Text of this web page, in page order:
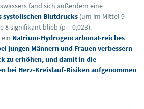
fand sich außerdem eine
systolischen Blutdrucks (um im Mittel 9
8 signifikant blieb (p = 0,023).
Natrium-Hydrogencarbonat-reiches
jungen Männern und Frauen verbessern
zu erhöhen, und damit in die
bei Herz-Kreislauf-Risiken aufgenommen